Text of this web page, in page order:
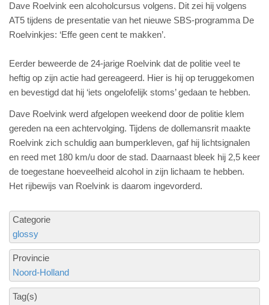
Dave Roelvink een alcoholcursus volgens. Dit zei hij volgens
AT5 tijdens de presentatie van het nieuwe SBS-programma De
Roelvinkjes: ‘Effe geen cent te makken’.
Eerder beweerde de 24-jarige Roelvink dat de politie veel te
heftig op zijn actie had gereageerd. Hier is hij op teruggekomen
en bevestigd dat hij ‘iets ongelofelijk stoms’ gedaan te hebben.
Dave Roelvink werd afgelopen weekend door de politie klem
gereden na een achtervolging. Tijdens de dollemansrit maakte
Roelvink zich schuldig aan bumperkleven, gaf hij lichtsignalen
en reed met 180 km/u door de stad. Daarnaast bleek hij 2,5 keer
de toegestane hoeveelheid alcohol in zijn lichaam te hebben.
Het rijbewijs van Roelvink is daarom ingevorderd.
Categorie
glossy
Provincie
Noord-Holland
Tag(s)